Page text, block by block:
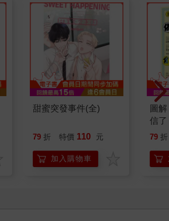
甜蜜突發事件(全)
79 折 特價 110 元
加入購物車
圖
信
學真
79 折